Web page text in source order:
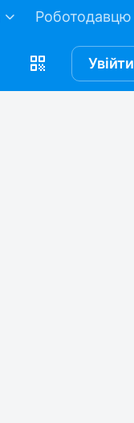
Роботодавцю
Увійти